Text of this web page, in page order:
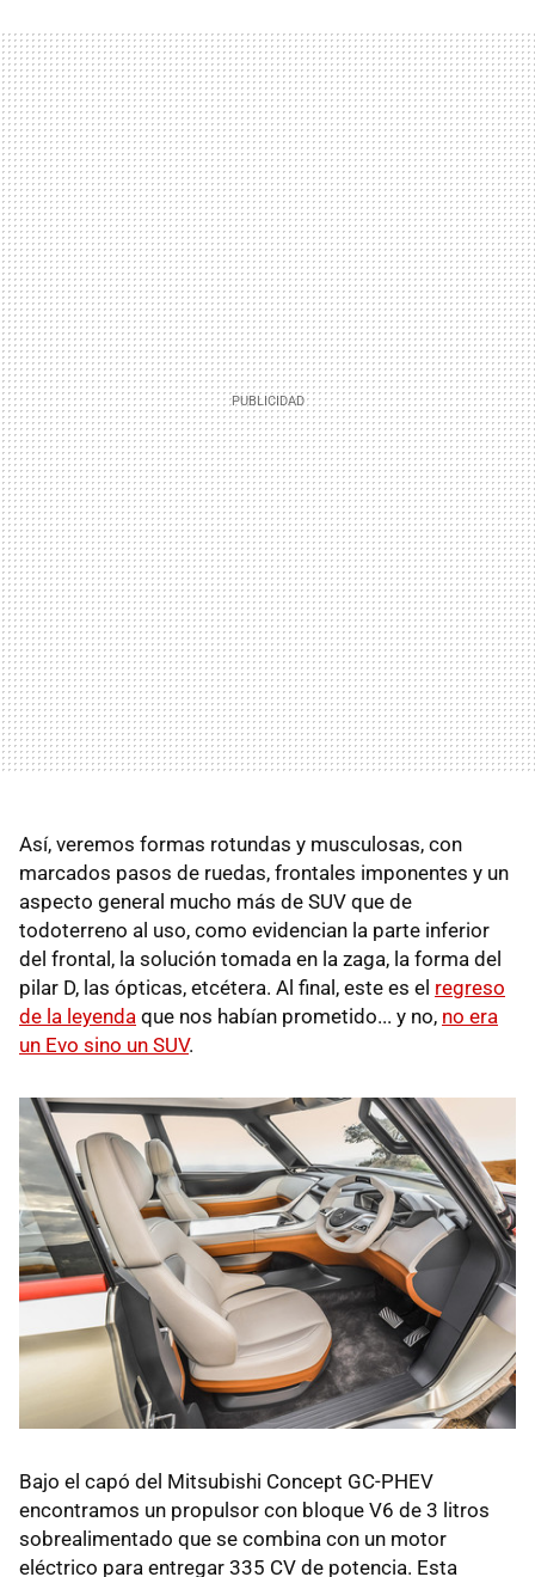
Así, veremos formas rotundas y musculosas, con
marcados pasos de ruedas, frontales imponentes y un
aspecto general mucho más de SUV que de
todoterreno al uso, como evidencian la parte inferior
del frontal, la solución tomada en la zaga, la forma del
pilar D, las ópticas, etcétera. Al final, este es el regreso
de la leyenda que nos habían prometido... y no, no era
un Evo sino un SUV.
Bajo el capó del Mitsubishi Concept GC-PHEV
encontramos un propulsor con bloque V6 de 3 litros
sobrealimentado que se combina con un motor
eléctrico para entregar 335 CV de potencia. Esta